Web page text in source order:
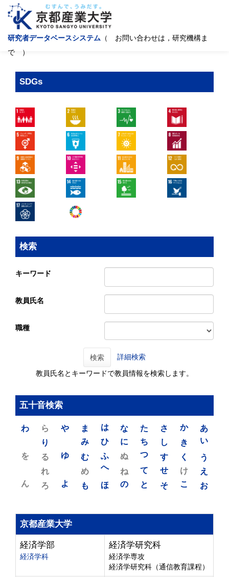
研究者データベースシステム （ お問い合わせは，研究機構ま
で ）
SDGs
検索
キーワード
教員氏名
職種
検索 詳細検索
教員氏名とキーワードで教員情報を検索します。
五十音検索
あ
い
う
え
お
か
き
く
け
こ
さ
し
す
せ
そ
た
ち
つ
て
と
な
に
ぬ
ね
の
は
ひ
ふ
へ
ほ
ま
み
む
め
も
や
ゆ
よ
ら
り
る
れ
ろ
わ
を
ん
京都産業大学
経済学部
経済学科
経済学研究科
経済学専攻
経済学研究科（通信教育課程）